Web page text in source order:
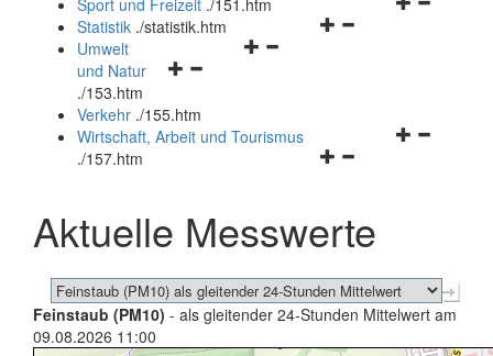
Navigationsmenü
Sport und Freizeit ./151.htm
Navigationsmenü
Statistik ./statistik.htm
Navigationsmenü
und
schließen
Umwelt
und Natur
./153.htm
Verkehr ./155.htm
Navigationsmenü
schließen
Wirtschaft, Arbeit und Tourismus
./157.htm
Aktuelle Messwerte
Feinstaub (PM10) - als gleitender 24-Stunden Mittelwert am
09.08.2026 11:00